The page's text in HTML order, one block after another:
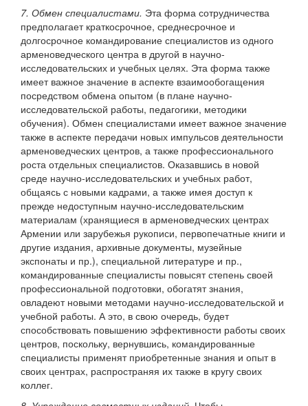
7. Обмен специалистами. Эта форма сотрудничества
предполагает краткосрочное, среднесрочное и
долгосрочное командирование специалистов из одного
арменоведческого центра в другой в научно-
исследовательских и учебных целях. Эта форма также
имеет важное значение в аспекте взаимообогащения
посредством обмена опытом (в плане научно-
исследовательской работы, педагогики, методики
обучения). Обмен специалистами имеет важное значение
также в аспекте передачи новых импульсов деятельности
арменоведческих центров, а также профессионального
роста отдельных специалистов. Оказавшись в новой
среде научно-исследовательских и учебных работ,
общаясь с новыми кадрами, а также имея доступ к
прежде недоступным научно-исследовательским
материалам (хранящиеся в арменоведческих центрах
Армении или зарубежья рукописи, первопечатные книги и
другие издания, архивные документы, музейные
экспонаты и пр.), специальной литературе и пр.,
командированные специалисты повысят степень своей
профессиональной подготовки, обогатят знания,
овладеют новыми методами научно-исследовательской и
учебной работы. А это, в свою очередь, будет
способствовать повышению эффективности работы своих
центров, поскольку, вернувшись, командированные
специалисты применят приобретенные знания и опыт в
своих центрах, распространяя их также в кругу своих
коллег.